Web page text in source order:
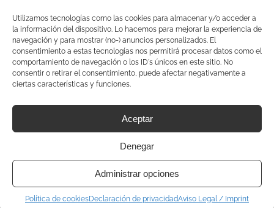
Utilizamos tecnologías como las cookies para almacenar y/o acceder a
la información del dispositivo. Lo hacemos para mejorar la experiencia de
navegación y para mostrar (no-) anuncios personalizados. El
consentimiento a estas tecnologías nos permitirá procesar datos como el
comportamiento de navegación o los ID's únicos en este sitio. No
consentir o retirar el consentimiento, puede afectar negativamente a
ciertas características y funciones.
Aceptar
Denegar
Administrar opciones
Política de cookiesDeclaración de privacidadAviso Legal / Imprint
Sigueme en mis redes